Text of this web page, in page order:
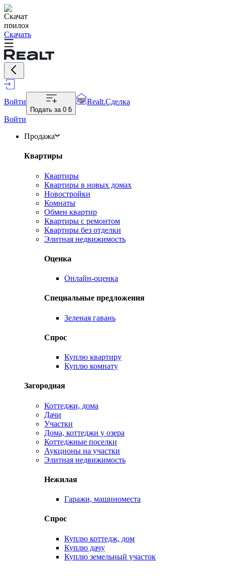
Скачать
Войти
Подать за 0 ƃ
Realt.Сделка
Войти
Продажа
Квартиры
Квартиры
Квартиры в новых домах
Новостройки
Комнаты
Обмен квартир
Квартиры с ремонтом
Квартиры без отделки
Элитная недвижимость
Оценка
Онлайн-оценка
Специальные предложения
Зеленая гавань
Спрос
Куплю квартиру
Куплю комнату
Загородная
Коттеджи, дома
Дачи
Участки
Дома, коттеджи у озера
Коттеджные поселки
Аукционы на участки
Элитная недвижимость
Нежилая
Гаражи, машиноместа
Спрос
Куплю коттедж, дом
Куплю дачу
Куплю земельный участок